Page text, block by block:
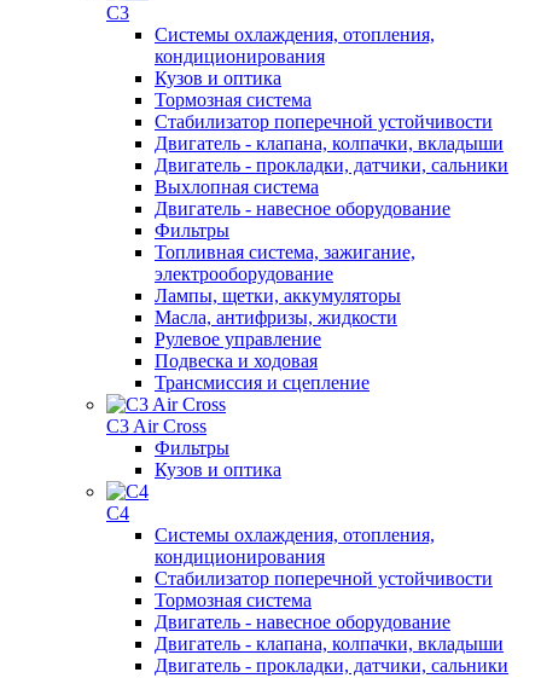
C3
Системы охлаждения, отопления,
кондиционирования
Кузов и оптика
Тормозная система
Стабилизатор поперечной устойчивости
Двигатель - клапана, колпачки, вкладыши
Двигатель - прокладки, датчики, сальники
Выхлопная система
Двигатель - навесное оборудование
Фильтры
Топливная система, зажигание,
электрооборудование
Лампы, щетки, аккумуляторы
Масла, антифризы, жидкости
Рулевое управление
Подвеска и ходовая
Трансмиссия и сцепление
C3 Air Cross
Фильтры
Кузов и оптика
C4
Системы охлаждения, отопления,
кондиционирования
Стабилизатор поперечной устойчивости
Тормозная система
Двигатель - навесное оборудование
Двигатель - клапана, колпачки, вкладыши
Двигатель - прокладки, датчики, сальники